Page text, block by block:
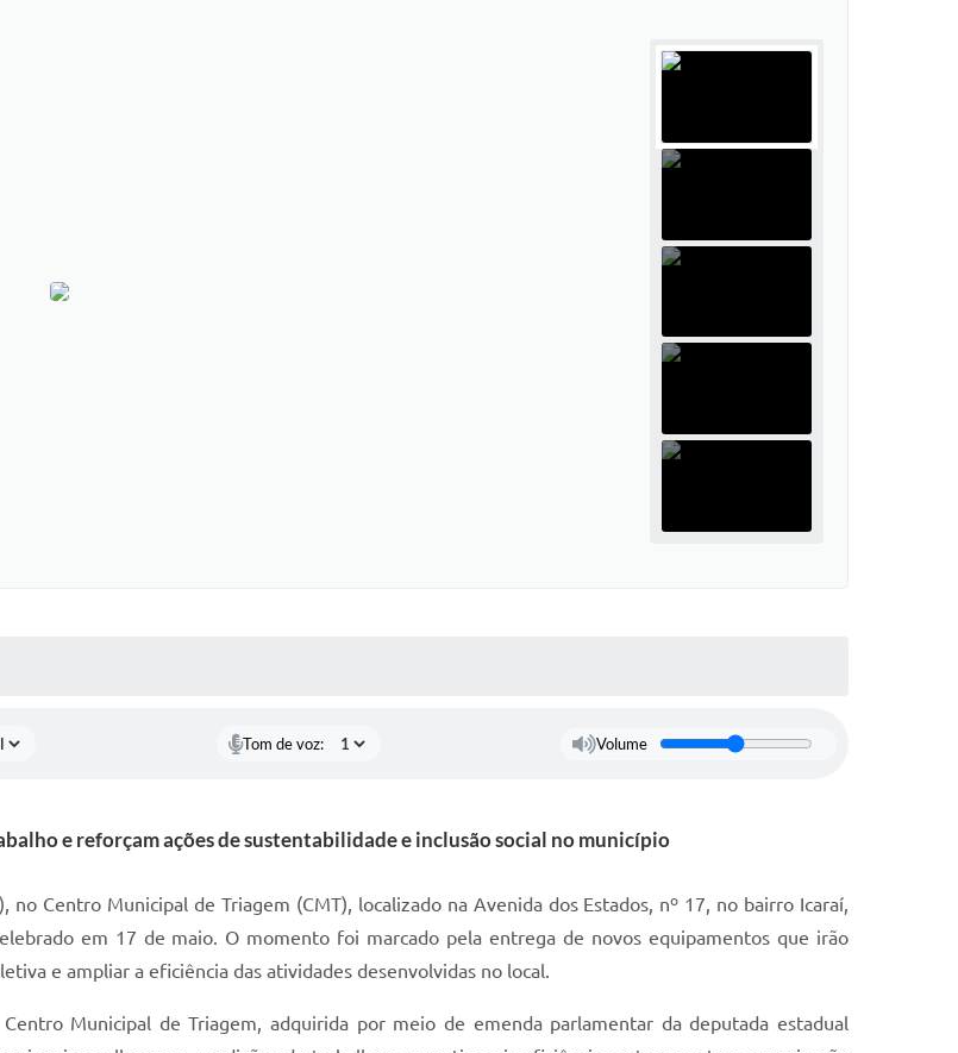
Tom de voz: Volume
e reforçam ações de sustentabilidade e inclusão social no município
Centro Municipal de Triagem (CMT), localizado na Avenida dos Estados, nº 17, no bairro Icaraí,
em 17 de maio. O momento foi marcado pela entrega de novos equipamentos que irão
e ampliar a eficiência das atividades desenvolvidas no local.
Municipal de Triagem, adquirida por meio de emenda parlamentar da deputada estadual